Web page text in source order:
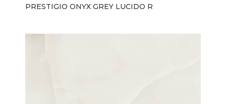
PRESTIGIO ONYX GREY LUCIDO R